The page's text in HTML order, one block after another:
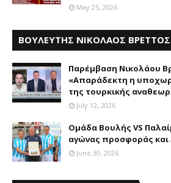
May 25, 2026
ΒΟΥΛΕΥΤΗΣ ΝΙΚΟΛΑΟΣ ΒΡΕΤΤΟΣ
Παρέμβαση Nικολάου
«Aπαράδεκτη η
της τουρκικής
July 12, 2026
Ομάδα Βουλής VS
αγώνας προσφοράς και
June 30, 2026